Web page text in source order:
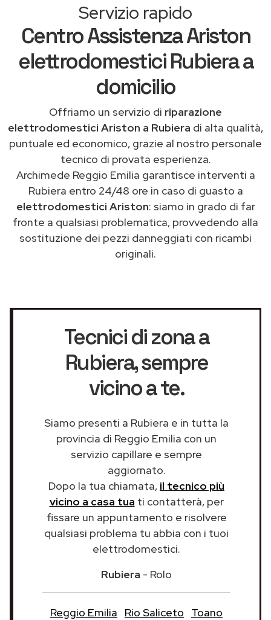
Servizio rapido
Centro Assistenza Ariston
elettrodomestici Rubiera a
domicilio
Offriamo un servizio di riparazione
elettrodomestici Ariston a Rubiera di alta qualità,
puntuale ed economico, grazie al nostro personale
tecnico di provata esperienza.
Archimede Reggio Emilia garantisce interventi a
Rubiera entro 24/48 ore in caso di guasto a
elettrodomestici Ariston: siamo in grado di far
fronte a qualsiasi problematica, provvedendo alla
sostituzione dei pezzi danneggiati con ricambi
originali.
Tecnici di zona a
Rubiera, sempre
vicino a te.
Siamo presenti a Rubiera e in tutta la
provincia di Reggio Emilia con un
servizio capillare e sempre
aggiornato.
Dopo la tua chiamata, il tecnico più
vicino a casa tua ti contatterà, per
fissare un appuntamento e risolvere
qualsiasi problema tu abbia con i tuoi
elettrodomestici.
Rubiera - Rolo
Reggio Emilia Rio Saliceto
Toano